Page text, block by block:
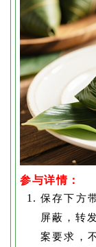
参与详情：
保存下方
屏蔽，转
案要求，